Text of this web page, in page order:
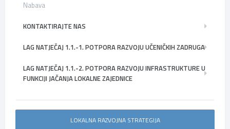
Nabava
KONTAKTIRAJTE NAS
LAG NATJEČAJ 1.1.-1. POTPORA RAZVOJU UČENIČKIH ZADRUGA
LAG NATJEČAJ 1.1.-2. POTPORA RAZVOJU INFRASTRUKTURE U
FUNKCIJI JAČANJA LOKALNE ZAJEDNICE
LOKALNA RAZVOJNA STRATEGIJA